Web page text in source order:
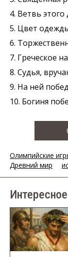
4. Ветвь
5. Цвет
6.
7. Греческое
8. Судья,
9. На ней
10. Богиня
Олимпийские
Древний мир